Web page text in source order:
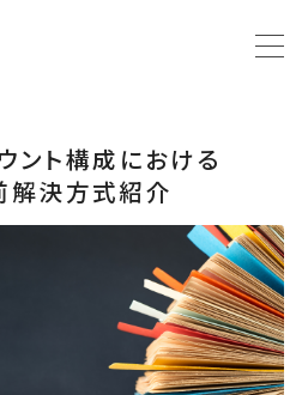
ント構成における
決方式紹介